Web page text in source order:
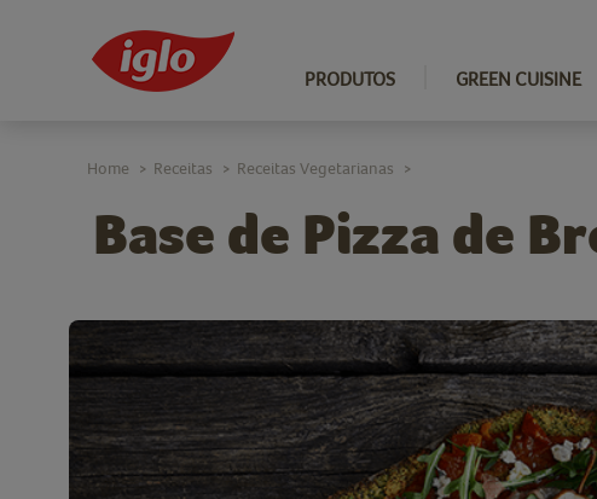
PRODUTOS GREEN CUISINE
Base de Pizza de
Home > Receitas > Receitas Vegetarianas >